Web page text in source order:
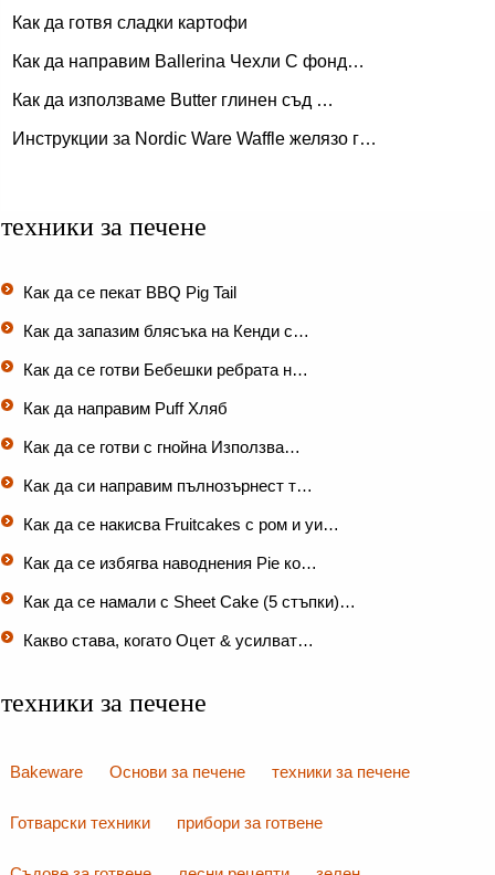
Как да готвя сладки картофи
Как да направим Ballerina Чехли С фонд…
Как да използваме Butter глинен съд …
Инструкции за Nordic Ware Waffle желязо г…
техники за печене
Как да се пекат BBQ Pig Tail
Как да запазим блясъка на Кенди с…
Как да се готви Бебешки ребрата н…
Как да направим Puff Хляб
Как да се готви с гнойна Използва…
Как да си направим пълнозърнест т…
Как да се накисва Fruitcakes с ром и уи…
Как да се избягва наводнения Pie ко…
Как да се намали с Sheet Cake (5 стъпки)…
Какво става, когато Оцет & усилват…
техники за печене
Bakeware Основи за печене техники за печене
Готварски техники прибори за готвене